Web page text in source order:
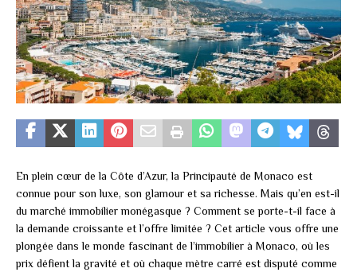
En plein cœur de la Côte d’Azur, la Principauté de Monaco est
connue pour son luxe, son glamour et sa richesse. Mais qu’en est-il
du marché immobilier monégasque ? Comment se porte-t-il face à
la demande croissante et l’offre limitée ? Cet article vous offre une
plongée dans le monde fascinant de l’immobilier à Monaco, où les
prix défient la gravité et où chaque mètre carré est disputé comme